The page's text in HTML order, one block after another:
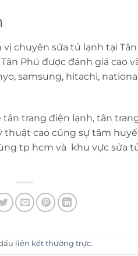
chuyên sửa tủ lạnh tại
Phú được đánh giá cao
samsung, hitachi,
trang điện lạnh, tân
cao cũng sự tâm
tp hcm và khu vực sửa
liên kết thường trực.